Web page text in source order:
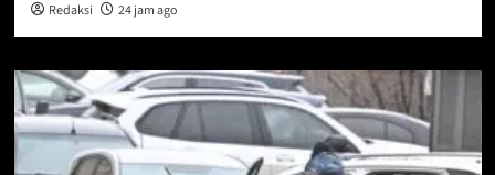
Redaksi 24 jam ago